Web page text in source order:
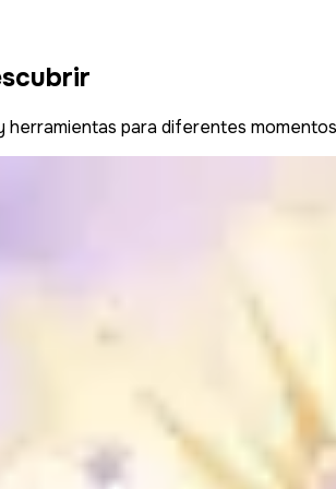
herramientas para diferentes momentos